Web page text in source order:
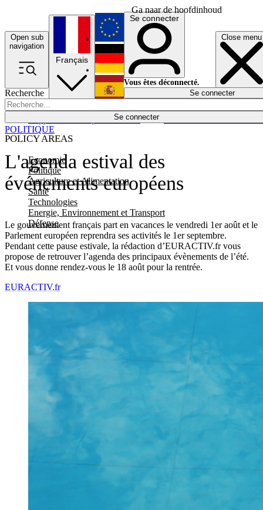
Ga naar de hoofdinhoud
Open sub
navigation
Close menu
Recherche
Se connecter
POLICY AREAS
Economie
Politique
Agriculture et Alimentation
Santé
Technologies
Energie, Environnement et Transport
Défense
Économie
Français
English
Deutsch
Español
Se connecter
Vous êtes déconnecté.
Se connecter
L'agenda estival des
événements européens
Le gouvernement français part en vacances le vendredi 1er août et le
Parlement européen reprendra ses activités le 1er septembre.
Pendant cette pause estivale, la rédaction d’EURACTIV.fr vous
propose de retrouver l’agenda des principaux évènements de l’été.
Et vous donne rendez-vous le 18 août pour la rentrée.
POLITIQUE
EURACTIV.fr